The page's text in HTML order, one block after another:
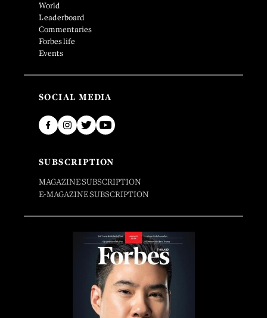
World
Leaderboard
Commentaries
Forbes life
Events
SOCIAL MEDIA
SUBSCRIPTION
MAGAZINE SUBSCRIPTION
E-MAGAZINE SUBSCRIPTION